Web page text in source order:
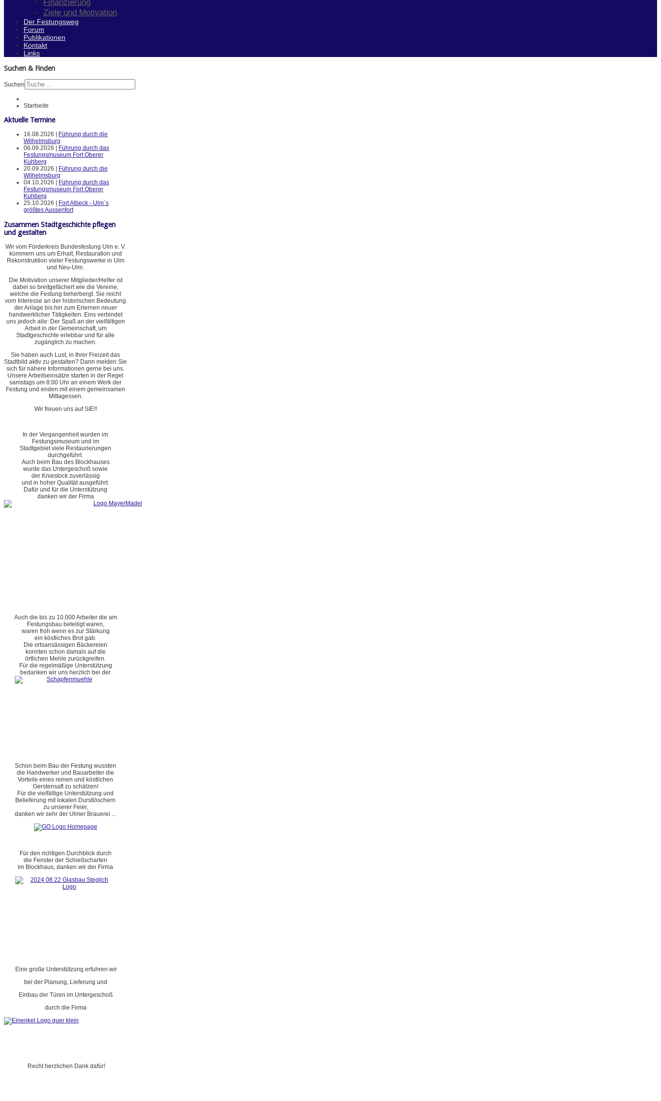
Finanzierung
Ziele und Motivation
Der Festungsweg
Forum
Publikationen
Kontakt
Links
Suchen & Finden
Suchen
Startseite
Aktuelle Termine
16.08.2026 |
Führung durch die
Wilhelmsburg
06.09.2026 |
Führung durch das
Festungsmuseum Fort Oberer
Kuhberg
20.09.2026 |
Führung durch die
Wilhelmsburg
04.10.2026 |
Führung durch das
Festungsmuseum Fort Oberer
Kuhberg
25.10.2026 |
Fort Albeck - Ulm`s
größtes Aussenfort
Zusammen Stadtgeschichte pflegen
und gestalten
Wir vom Förderkreis Bundesfestung Ulm e. V.
kümmern uns um Erhalt, Restauration und
Rekonstruktion vieler Festungswerke in Ulm
und Neu-Ulm.
Die Motivation unserer Mitglieder/Helfer ist
dabei so breitgefächert wie die Vereine,
welche die Festung beherbergt. Sie reicht
vom Interesse an der historischen Bedeutung
der Anlage bis hin zum Erlernen neuer
handwerklicher Tätigkeiten. Eins verbindet
uns jedoch alle: Der Spaß an der vielfältigen
Arbeit in der Gemeinschaft, um
Stadtgeschichte erlebbar und für alle
zugänglich zu machen.
Sie haben auch Lust, in Ihrer Freizeit das
Stadtbild aktiv zu gestalten? Dann melden Sie
sich für nähere Informationen gerne bei uns.
Unsere Arbeitseinsätze starten in der Regel
samstags um 8:00 Uhr an einem Werk der
Festung und enden mit einem gemeinsamen
Mittagessen.
Wir freuen uns auf SIE!!
In der Vergangenheit wurden im
Festungsmuseum und im
Stadtgebiet viele Restaurierungen
durchgeführt.
Auch beim Bau des Blockhauses
wurde das Untergeschoß sowie
der Kniestock zuverlässig
und in hoher Qualität ausgeführt.
Dafür und für die Unterstützung
danken wir der Firma
Auch die bis zu 10.000 Arbeiter die am
Festungsbau beteiligt waren,
waren froh wenn es zur Stärkung
ein köstliches Brot gab.
Die ortsansässigen Bäckereien
konnten schon damals auf die
örtlichen Mehle zurückgreifen.
Für die regelmäßige Unterstützung
bedanken wir uns herzlich bei der
Schon beim Bau der Festung wussten
die Handwerker und Bauarbeiter die
Vorteile eines reinen und köstlichen
Gerstensaft zu schätzen!
Für die vielfältige Unterstützung und
Belieferung mit lokalen Durstlöschern
zu unserer Feier,
danken wir sehr der Ulmer Brauerei ...
Für den richtigen Durchblick durch
die Fenster der Schießscharten
im Blockhaus, danken wir der Firma
Eine große Unterstützung erfuhren wir
bei der Planung, Lieferung und
Einbau der Türen im Untergeschoß
durch die Firma
Recht herzlichen Dank dafür!